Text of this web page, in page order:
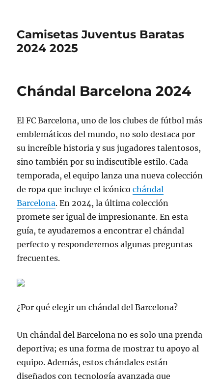
Camisetas Juventus Baratas
2024 2025
Chándal Barcelona 2024
El FC Barcelona, uno de los clubes de fútbol más
emblemáticos del mundo, no solo destaca por
su increíble historia y sus jugadores talentosos,
sino también por su indiscutible estilo. Cada
temporada, el equipo lanza una nueva colección
de ropa que incluye el icónicochándal
Barcelona. En 2024, la última colección
promete ser igual de impresionante. En esta
guía, te ayudaremos a encontrar el chándal
perfecto y responderemos algunas preguntas
frecuentes.
¿Por qué elegir un chándal del Barcelona?
Un chándal del Barcelona no es solo una prenda
deportiva; es una forma de mostrar tu apoyo al
equipo. Además, estos chándales están
diseñados con tecnología avanzada que